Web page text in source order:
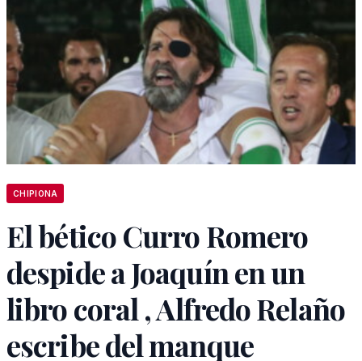
CHIPIONA
El bético Curro Romero
despide a Joaquín en un
libro coral , Alfredo Relaño
escribe del manque